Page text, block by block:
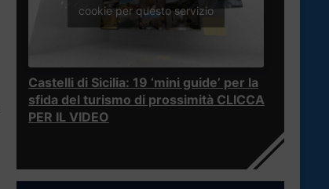
cookie per questo servizio
Castelli di Sicilia: 19 ‘mini guide’ per la
sfida del turismo di prossimità CLICCA
PER IL VIDEO